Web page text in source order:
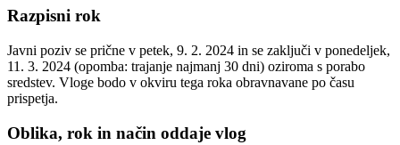
Razpisni rok
Javni poziv se prične v petek, 9. 2. 2024 in se zaključi v ponedeljek,
11. 3. 2024 (opomba: trajanje najmanj 30 dni) oziroma s porabo
sredstev. Vloge bodo v okviru tega roka obravnavane po času
prispetja.
Oblika, rok in način oddaje vlog